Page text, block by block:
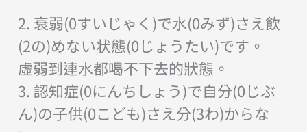
2. 衰弱(0すいじゃく)で水(0みず)さえ飲
(2の)めない状態(0じょうたい)です。
虛弱到連水都喝不下去的狀態。
3. 認知症(0にんちしょう)で自分(0じぶ
ん)の子供(0こども)さえ分(3わ)からな